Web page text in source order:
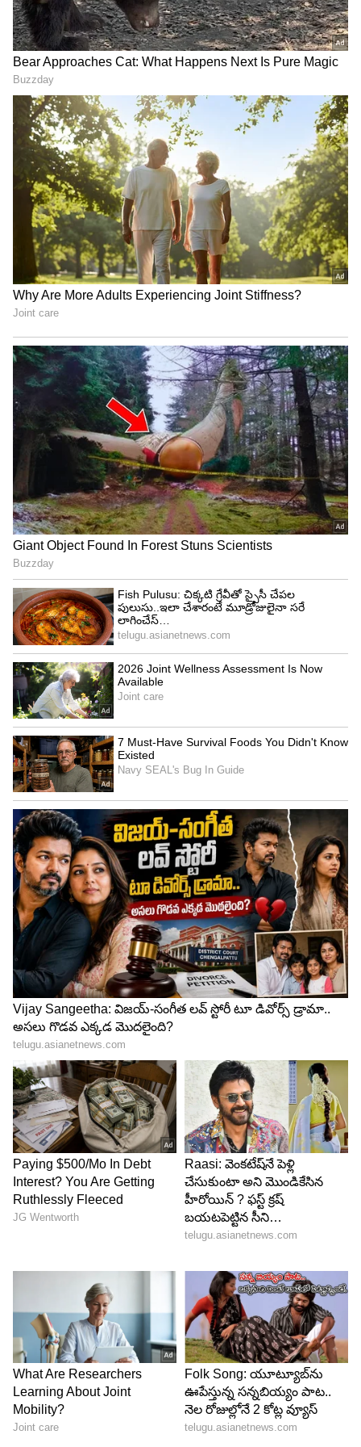
LATEST VIDEOS
గుజరాత్‌లో వింత ఘటన అలల్లా ఎగసి
పడుతున్న బావి నీళ్లు | Virparada village |
Gujarat mysterious well
బంగాళాఖాతంలో అల్పపీడనం...ఇక ఏపీలో
దంచుడే | Asianet News Telugu